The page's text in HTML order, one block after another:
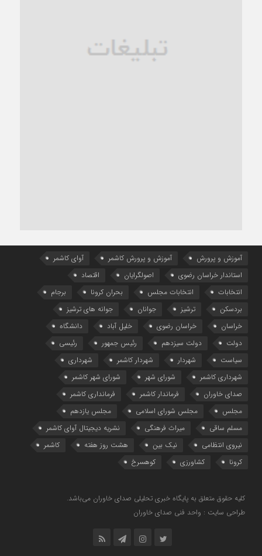
آموزش و پرورش آموزش و پرورش کاشمر
آوای کاشمر
استاندار خراسان رضوی
اصولگرایان
اقتصاد
انتخابات
انتخابات مجلس بحران کرونا
برجام
بردسکن
ترشیز جوانان
جوانه های ترشیز
خراسان
خراسان رضوی خلیل آباد
دانشگاه
دولت
دولت سیزدهم رئیس جمهور
رئیسی
سیاست
شهردار شهردار کاشمر
شهرداری
شهرداری کاشمر
شورای شهر
شورای شهر کاشمر
صدای خاوران
فرماندار کاشمر
فرمانداری کاشمر
مجلس
مجلس شورای اسلامی
مجلس یازدهم
مسلم ساقی
میراث فرهنگی
نشریه دیجیتال آوای کاشمر
نیروی انتظامی
نیک بین هشت روز هفته
کاشمر
کرونا
کشاورزی کوهسرخ
کلیه حقوق متعلق به پایگاه خبری تحلیلی صدای خاوران می‌باشد.
طراحی سایت : واحد فنی صدای خاوران